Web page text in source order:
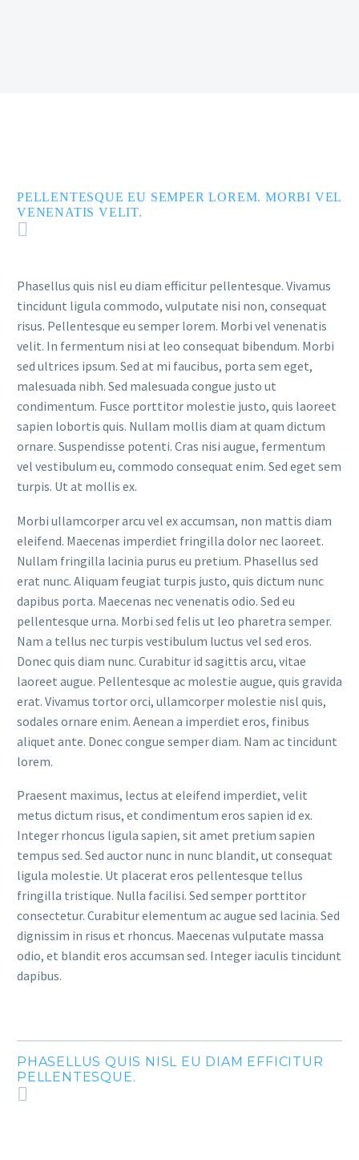
PELLENTESQUE EU SEMPER LOREM. MORBI VEL
VENENATIS VELIT.
Phasellus quis nisl eu diam efficitur pellentesque. Vivamus
tincidunt ligula commodo, vulputate nisi non, consequat
risus. Pellentesque eu semper lorem. Morbi vel venenatis
velit. In fermentum nisi at leo consequat bibendum. Morbi
sed ultrices ipsum. Sed at mi faucibus, porta sem eget,
malesuada nibh. Sed malesuada congue justo ut
condimentum. Fusce porttitor molestie justo, quis laoreet
sapien lobortis quis. Nullam mollis diam at quam dictum
ornare. Suspendisse potenti. Cras nisi augue, fermentum
vel vestibulum eu, commodo consequat enim. Sed eget sem
turpis. Ut at mollis ex.
Morbi ullamcorper arcu vel ex accumsan, non mattis diam
eleifend. Maecenas imperdiet fringilla dolor nec laoreet.
Nullam fringilla lacinia purus eu pretium. Phasellus sed
erat nunc. Aliquam feugiat turpis justo, quis dictum nunc
dapibus porta. Maecenas nec venenatis odio. Sed eu
pellentesque urna. Morbi sed felis ut leo pharetra semper.
Nam a tellus nec turpis vestibulum luctus vel sed eros.
Donec quis diam nunc. Curabitur id sagittis arcu, vitae
laoreet augue. Pellentesque ac molestie augue, quis gravida
erat. Vivamus tortor orci, ullamcorper molestie nisl quis,
sodales ornare enim. Aenean a imperdiet eros, finibus
aliquet ante. Donec congue semper diam. Nam ac tincidunt
lorem.
Praesent maximus, lectus at eleifend imperdiet, velit
metus dictum risus, et condimentum eros sapien id ex.
Integer rhoncus ligula sapien, sit amet pretium sapien
tempus sed. Sed auctor nunc in nunc blandit, ut consequat
ligula molestie. Ut placerat eros pellentesque tellus
fringilla tristique. Nulla facilisi. Sed semper porttitor
consectetur. Curabitur elementum ac augue sed lacinia. Sed
dignissim in risus et rhoncus. Maecenas vulputate massa
odio, et blandit eros accumsan sed. Integer iaculis tincidunt
dapibus.
PHASELLUS QUIS NISL EU DIAM EFFICITUR
PELLENTESQUE.